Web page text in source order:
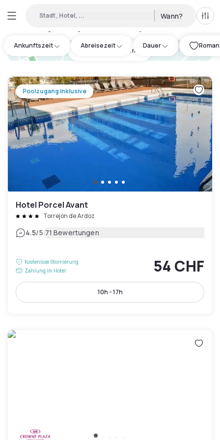
Stadt, Hotel, ... Wann? Alle
Ankunftszeit Abreisezeit Dauer
hotel.cta.view_map
Poolzugang inklusive
Hotel Porcel Avant
Torrejón de Ardoz
4.5/5|71 Bewertungen
Kostenlose Stornierung
Zahlung im Hotel
54 CHF
10h - 17h